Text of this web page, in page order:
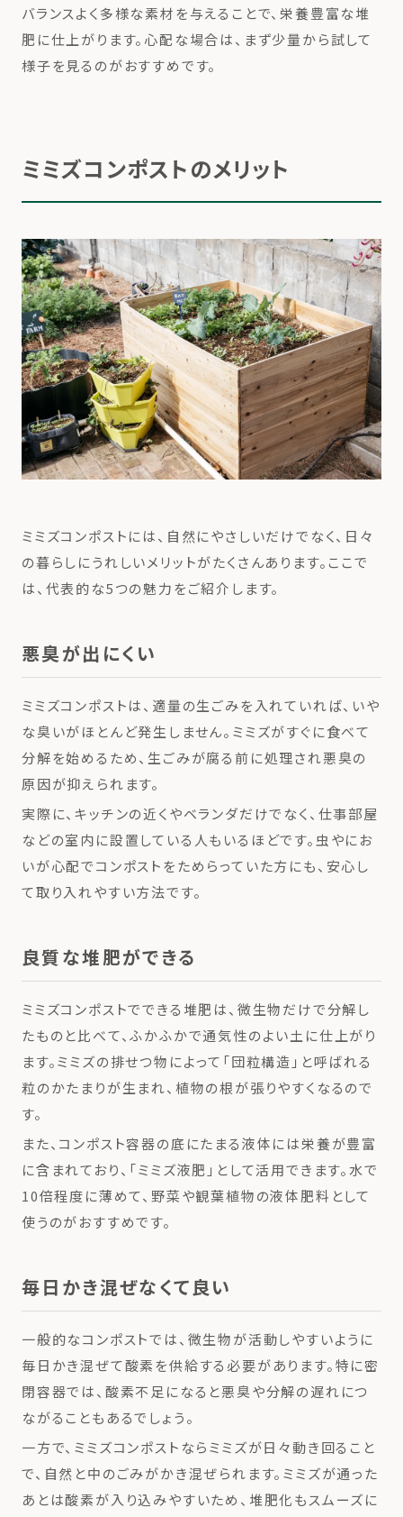
バランスよく多様な素材を与えることで、栄養豊富な堆
肥に仕上がります。心配な場合は、まず少量から試して
様子を見るのがおすすめです。
ミミズコンポストのメリット
ミミズコンポストには、自然にやさしいだけでなく、日々
の暮らしにうれしいメリットがたくさんあります。ここで
は、代表的な5つの魅力をご紹介します。
悪臭が出にくい
ミミズコンポストは、適量の生ごみを入れていれば、いや
な臭いがほとんど発生しません。ミミズがすぐに食べて
分解を始めるため、生ごみが腐る前に処理され悪臭の
原因が抑えられます。
実際に、キッチンの近くやベランダだけでなく、仕事部屋
などの室内に設置している人もいるほどです。虫やにお
いが心配でコンポストをためらっていた方にも、安心し
て取り入れやすい方法です。
良質な堆肥ができる
ミミズコンポストでできる堆肥は、微生物だけで分解し
たものと比べて、ふかふかで通気性のよい土に仕上がり
ます。ミミズの排せつ物によって「団粒構造」と呼ばれる
粒のかたまりが生まれ、植物の根が張りやすくなるので
す。
また、コンポスト容器の底にたまる液体には栄養が豊富
に含まれており、「ミミズ液肥」として活用できます。水で
10倍程度に薄めて、野菜や観葉植物の液体肥料として
使うのがおすすめです。
毎日かき混ぜなくて良い
一般的なコンポストでは、微生物が活動しやすいように
毎日かき混ぜて酸素を供給する必要があります。特に密
閉容器では、酸素不足になると悪臭や分解の遅れにつ
ながることもあるでしょう。
一方で、ミミズコンポストならミミズが日々動き回ること
で、自然と中のごみがかき混ぜられます。ミミズが通った
あとは酸素が入り込みやすいため、堆肥化もスムーズに